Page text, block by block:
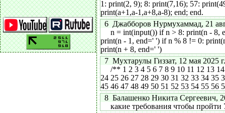
1: print(2, 9); 8: print(7,16); 57:
print(a+1,a-1,a+8,a-8); end; end.
6 Джабборов Нурмухаммад, 21
n = int(input()) if n > 8: print(n - 8,
print(n - 1, end=' ') if n % 8 != 0:
print(n + 8, end=' ')
7 Мухтарулы Гиззат, 12 мая 2025
/** 1 2 3 4 5 6 7 8 9 10 11 12 13 14
24 25 26 27 28 29 30 31 32 33 34 35
45 46 47 48 49 50 51 52 53 54 55 56
8 Балашенко Никита Сергеевич,
какие требования чтобы пройти